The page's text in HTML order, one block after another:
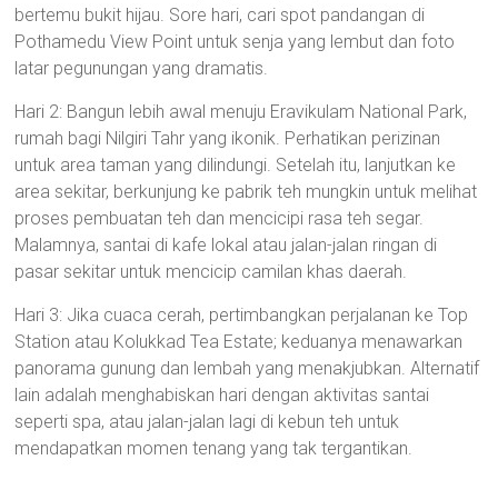
bertemu bukit hijau. Sore hari, cari spot pandangan di
Pothamedu View Point untuk senja yang lembut dan foto
latar pegunungan yang dramatis.
Hari 2: Bangun lebih awal menuju Eravikulam National Park,
rumah bagi Nilgiri Tahr yang ikonik. Perhatikan perizinan
untuk area taman yang dilindungi. Setelah itu, lanjutkan ke
area sekitar, berkunjung ke pabrik teh mungkin untuk melihat
proses pembuatan teh dan mencicipi rasa teh segar.
Malamnya, santai di kafe lokal atau jalan-jalan ringan di
pasar sekitar untuk mencicip camilan khas daerah.
Hari 3: Jika cuaca cerah, pertimbangkan perjalanan ke Top
Station atau Kolukkad Tea Estate; keduanya menawarkan
panorama gunung dan lembah yang menakjubkan. Alternatif
lain adalah menghabiskan hari dengan aktivitas santai
seperti spa, atau jalan-jalan lagi di kebun teh untuk
mendapatkan momen tenang yang tak tergantikan.